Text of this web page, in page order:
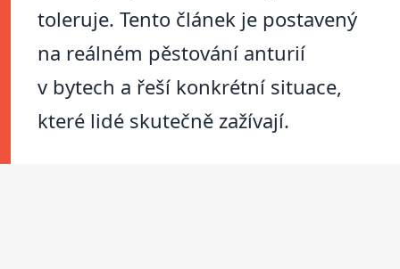
toleruje. Tento článek je postavený
na reálném pěstování anturií
v bytech a řeší konkrétní situace,
které lidé skutečně zažívají.